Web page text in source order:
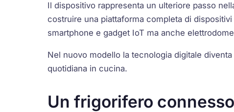
Il dispositivo rappresenta un ulteriore passo
costruire una piattaforma completa di
smartphone e gadget IoT ma anche
Nel nuovo modello la tecnologia digitale
quotidiana in cucina.
Un frigorifero